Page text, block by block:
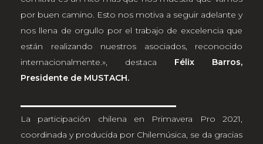
por buen camino. Esto nos motiva a seguir adelante y
nos llena de orgullo por el trabajo de excelencia que
están realizando nuestros asociados, reconocido
internacionalmente.», destaca Félix Barros,
Presidente de MUSTACH.
La participación chilena en Primavera Pro 2021,
coordinada y producida por Chilemúsica, se da gracias